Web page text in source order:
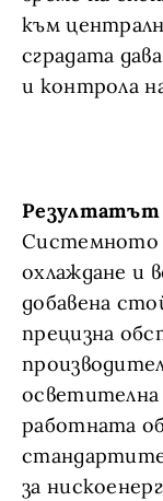
към
сградата
и контрола
Резултатът
Системното
охлаждане и
добавена
прецизна
работната
за